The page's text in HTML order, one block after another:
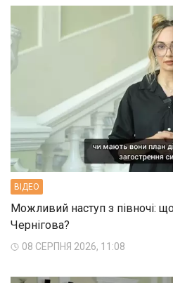
ВIДЕО
Можливий наступ з півночі:
Чернігова?
08 СЕРПНЯ 2026, 11:08